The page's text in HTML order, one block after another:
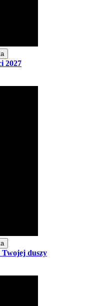
2027
Twojej duszy